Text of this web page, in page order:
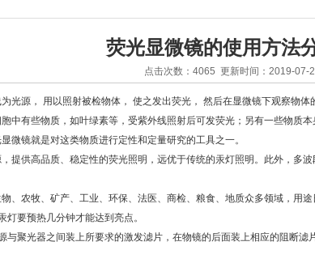
荧光显微镜的使用方法
点击次数：4065 更新时间：2019-07-
光源， 用以照射被检物体， 使之发出荧光， 然后在显微镜下观察物
中有些物质，如叶绿素等，受紫外线照射后可发荧光；另有一些物质
微镜就是对这类物质进行定性和定量研究的工具之一。
供高品质、稳定性的荧光照明，远优于传统的汞灯照明。此外，多
农牧、矿产、工业、环保、法医、商检、粮食、地质众多领域，用途
要预热几分钟才能达到亮点。
聚光器之间装上所要求的激发滤片，在物镜的后面装上相应的阻断滤